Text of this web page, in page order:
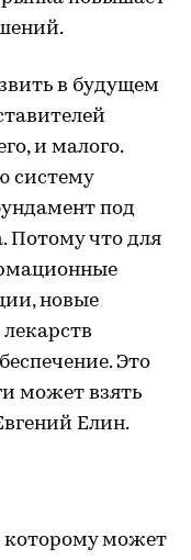
в будущем
и малого.
систему
под
Потому что для
новые
Это
может взять
Елин.
которому может